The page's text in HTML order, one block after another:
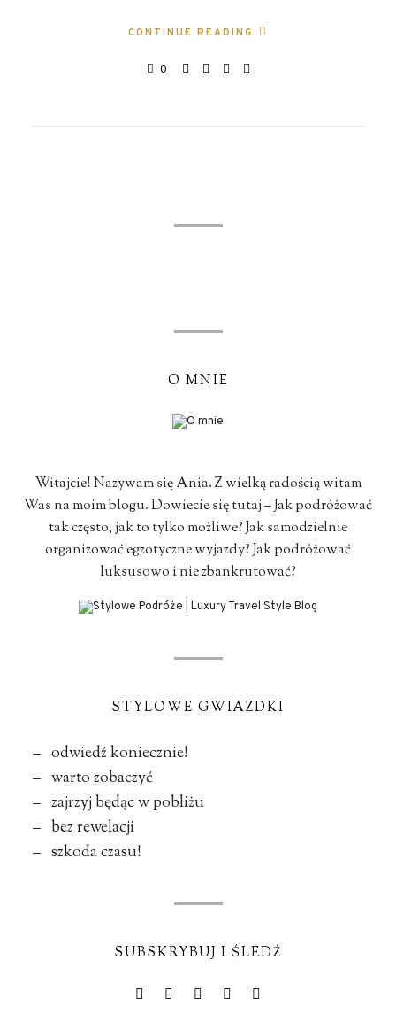
CONTINUE READING
0
O MNIE
Witajcie! Nazywam się Ania. Z wielką radością witam
Was na moim blogu. Dowiecie się tutaj – Jak podróżować
tak często, jak to tylko możliwe? Jak samodzielnie
organizować egzotyczne wyjazdy? Jak podróżować
luksusowo i nie zbankrutować?
STYLOWE GWIAZDKI
– odwiedź koniecznie!
– warto zobaczyć
– zajrzyj będąc w pobliżu
– bez rewelacji
– szkoda czasu!
SUBSKRYBUJ I ŚLEDŹ